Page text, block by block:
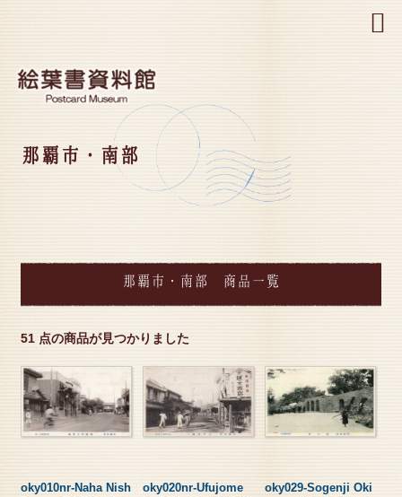
那覇市・南部
那覇市・南部 商品一覧
51 点の商品が見つかりました
oky010nr-Naha Nish
oky020nr-Ufujome
oky029-Sogenji Oki